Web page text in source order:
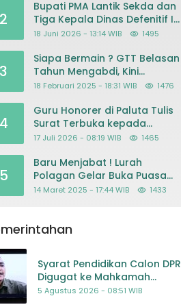
2
Bupati PMA Lantik Sekda dan
Tiga Kepala Dinas Defenitif Ini
orangnya
18 Juni 2026 - 13:14 WIB 1495
3
Siapa Bermain ? GTT Belasan
Tahun Mengabdi, Kini
Dikeluarkan Sepihak Dari
18 Februari 2025 - 18:31 WIB 1476
Guru Honorer di Paluta Tulis
Surat Terbuka kepada
Presiden Prabowo, Mohon
Kriminalisasi
17 Juli 2026 - 08:19 WIB 1465
Baru Menjabat ! Lurah
Polagan Gelar Buka Puasa
Bersama
14 Maret 2025 - 17:44 WIB 1433
Syarat Pendidikan Calon DPR
Digugat ke Mahkamah
Konstitusi
5 Agustus 2026 - 08:51 WIB